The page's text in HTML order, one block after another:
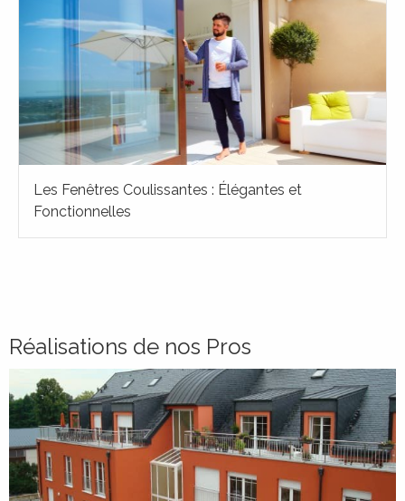
Les Fenêtres Coulissantes : Élégantes et
Fonctionnelles
Quel matériau choisir pour vos fenêtres ?
Le choix du matériau est souvent la première question à
PVC— le plus courant au Luxembourg. Excellent
Aluminium— idéal pour les grandes ouvertures et les
Bois
— plus exigeant à entretenir, mais s'intègre
Réalisations de nos Pros